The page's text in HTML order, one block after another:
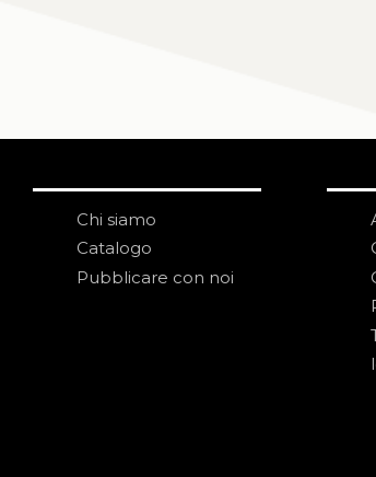
Chi siamo
Catalogo
Pubblicare con noi